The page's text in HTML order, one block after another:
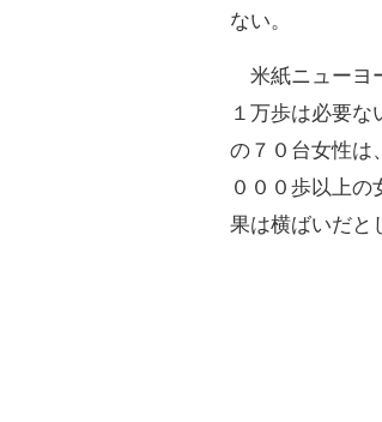
ない。
米紙ニューヨ
１万歩は必要
の７０台女性は
０００歩以上
果は横ばいだと